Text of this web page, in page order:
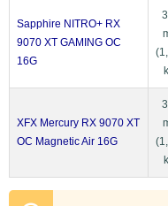
Sapphire NITRO+ RX
9070 XT GAMING OC
16G
XFX Mercury RX 9070 XT
OC Magnetic Air 16G